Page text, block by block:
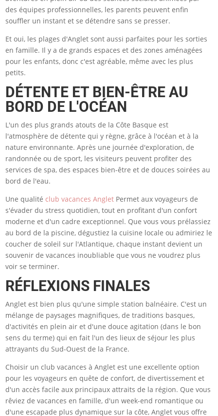
des équipes professionnelles, les parents peuvent enfin
souffler un instant et se détendre sans se presser.
Et oui, les plages d'Anglet sont aussi parfaites pour les sorties
en famille. Il y a de grands espaces et des zones aménagées
pour les enfants, donc c'est agréable, même avec les plus
petits.
DÉTENTE ET BIEN-ÊTRE AU
BORD DE L'OCÉAN
L'un des plus grands atouts de la Côte Basque est
l'atmosphère de détente qui y règne, grâce à l'océan et à la
nature environnante. Après une journée d'exploration, de
randonnée ou de sport, les visiteurs peuvent profiter des
services de spa, des espaces bien-être et de douces soirées au
bord de l'eau.
Une qualité club vacances Anglet Permet aux voyageurs de
s'évader du stress quotidien, tout en profitant d'un confort
moderne et d'un cadre exceptionnel. Que vous vous prélassiez
au bord de la piscine, dégustiez la cuisine locale ou admiriez le
coucher de soleil sur l'Atlantique, chaque instant devient un
souvenir de vacances inoubliable que vous ne voudrez plus
voir se terminer.
RÉFLEXIONS FINALES
Anglet est bien plus qu'une simple station balnéaire. C'est un
mélange de paysages magnifiques, de traditions basques,
d'activités en plein air et d'une douce agitation (dans le bon
sens du terme) qui en fait l'un des lieux de séjour les plus
attrayants du Sud-Ouest de la France.
Choisir un club vacances à Anglet est une excellente option
pour les voyageurs en quête de confort, de divertissement et
d'un accès facile aux principaux attraits de la région. Que vous
rêviez de vacances en famille, d'un week-end romantique ou
d'une escapade plus dynamique sur la côte, Anglet vous offre